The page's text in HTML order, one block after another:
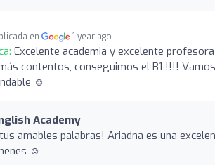
en 1 year ago
Excelente academia y excelente
contentos, conseguimos el B1 !!!!
☺️
Academy
amables palabras! Ariadna es una
☺️